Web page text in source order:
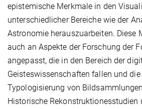
epistemische Merkmale in den
unterschiedlicher Bereiche wie der
Astronomie herauszuarbeiten. Diese
auch an Aspekte der Forschung der
angepasst, die in den Bereich der
Geisteswissenschaften fallen und
Typologisierung von
Historische Rekonstruktionesstudien